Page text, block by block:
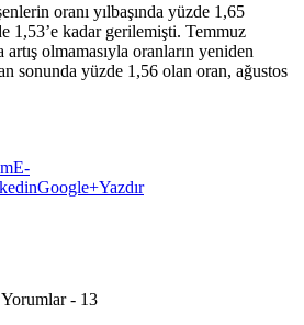
oranı yılbaşında yüzde 1,65
1,53’e kadar gerilemişti. Temmuz
artış olmamasıyla oranların yeniden
sonunda yüzde 1,56 olan oran, ağustos
E-
Google+Yazdır
Yorumlar - 13